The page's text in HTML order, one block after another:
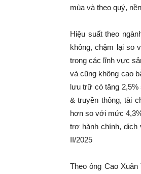
mùa và theo quý,
Hiệu suất theo
không, chậm lại so
trong các lĩnh vực
và cũng không cao
lưu trữ có tăng
& truyền thông, tài
hơn so với mức
trợ hành chính,
II/2025
Theo ông Cao